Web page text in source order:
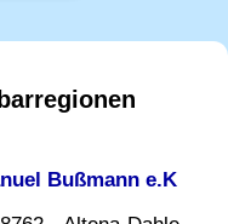
Bußmann e.K